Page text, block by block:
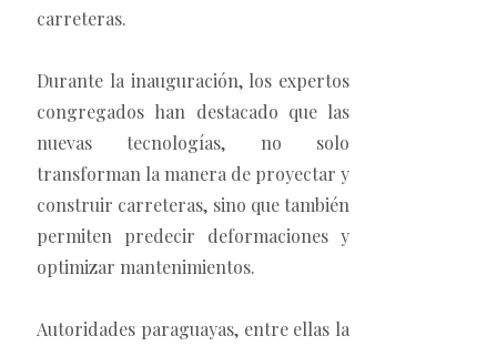
carreteras.
Durante la inauguración, los expertos
congregados han destacado que las
nuevas tecnologías, no solo
transforman la manera de proyectar y
construir carreteras, sino que también
permiten predecir deformaciones y
optimizar mantenimientos.
Autoridades paraguayas, entre ellas la